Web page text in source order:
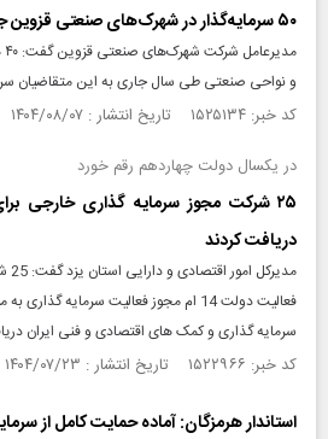
۵۰ سرمایه‌گذار در شهرک‌های صنعتی قزوین جذب شدند
و نواحی صنعتی طی سال جاری به این متقاضیان
کد خبر: ۱۵۲۵۱۳۴ تاریخ انتشار : ۱۴۰۴/۰۸/۰۷
در یکسال دولت چهاردهم رقم خورد
۲۵ شركت مجوز سرمایه گذاری خارجی
دریافت كردند
سرمایه گذاری و کمک های اقتصادی و فنی ایران
کد خبر: ۱۵۲۲۹۶۶ تاریخ انتشار : ۱۴۰۴/۰۷/۲۳
استاندار هرمزگان: آماده حمایت کامل از